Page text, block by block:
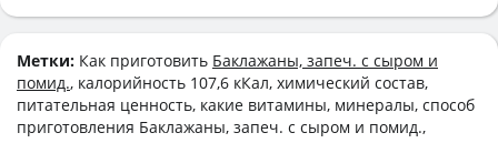
Метки: Как приготовить Баклажаны, запеч. с сыром и
помид., калорийность 107,6 кКал, химический состав,
питательная ценность, какие витамины, минералы, способ
приготовления Баклажаны, запеч. с сыром и помид.,